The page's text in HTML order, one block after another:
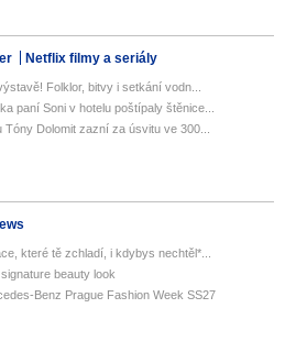
Netflix filmy a seriály
Folklor, bitvy i setkání vodn...
paní Soni v hotelu poštípaly štěnice...
Dolomit zazní za úsvitu ve 300...
které tě zchladí, i kdybys nechtěl*...
beauty look
Benz Prague Fashion Week SS27